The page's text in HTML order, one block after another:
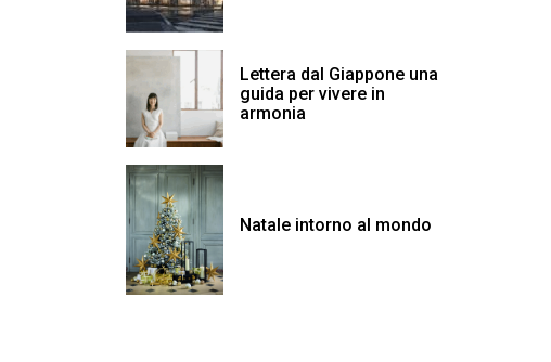
Lettera dal Giappone una
guida per vivere in
armonia
Natale intorno al mondo